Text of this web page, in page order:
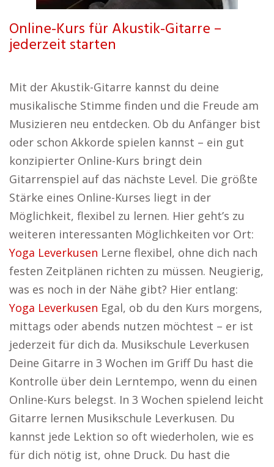
Online-Kurs für Akustik-Gitarre –
jederzeit starten
Mit der Akustik-Gitarre kannst du deine
musikalische Stimme finden und die Freude am
Musizieren neu entdecken. Ob du Anfänger bist
oder schon Akkorde spielen kannst – ein gut
konzipierter Online-Kurs bringt dein
Gitarrenspiel auf das nächste Level. Die größte
Stärke eines Online-Kurses liegt in der
Möglichkeit, flexibel zu lernen. Hier geht’s zu
weiteren interessanten Möglichkeiten vor Ort:
Yoga Leverkusen Lerne flexibel, ohne dich nach
festen Zeitplänen richten zu müssen. Neugierig,
was es noch in der Nähe gibt? Hier entlang:
Yoga Leverkusen Egal, ob du den Kurs morgens,
mittags oder abends nutzen möchtest – er ist
jederzeit für dich da. Musikschule Leverkusen
Deine Gitarre in 3 Wochen im Griff Du hast die
Kontrolle über dein Lerntempo, wenn du einen
Online-Kurs belegst. In 3 Wochen spielend leicht
Gitarre lernen Musikschule Leverkusen. Du
kannst jede Lektion so oft wiederholen, wie es
für dich nötig ist, ohne Druck. Du hast die